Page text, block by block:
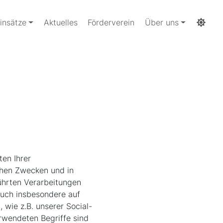
Aktuelles Förderverein Über uns
Ihrer
Zwecken und in
Verarbeitungen
insbesondere auf
wie z.B. unserer Social-
Begriffe sind